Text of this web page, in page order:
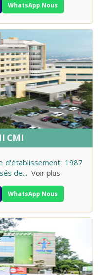
WhatsApp Nous
CMI
d'établissement: 1987
de... Voir plus
WhatsApp Nous